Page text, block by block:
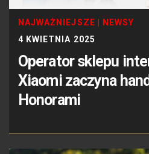
NAJWAŻNIEJSZE
NEWSY
4 KWIETNIA 2025
Operator sklepu
Xiaomi zaczyna
Honorami